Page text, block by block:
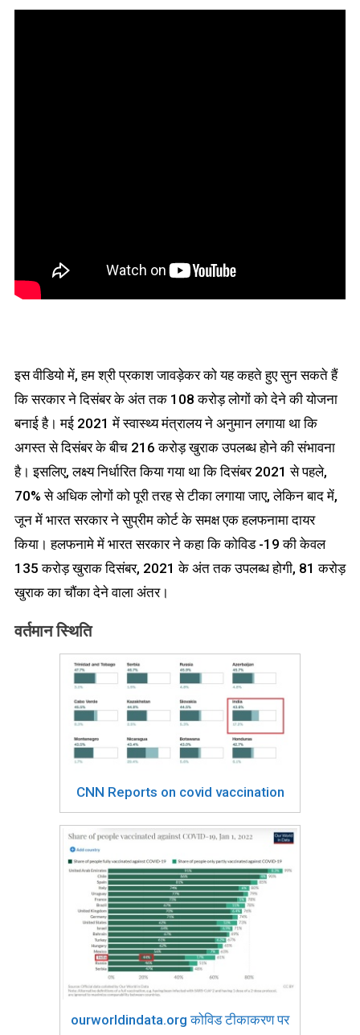
इस वीडियो में, हम श्री प्रकाश जावड़ेकर को यह कहते हुए सुन सकते हैं
कि सरकार ने दिसंबर के अंत तक 108 करोड़ लोगों को देने की योजना
बनाई है। मई 2021 में स्वास्थ्य मंत्रालय ने अनुमान लगाया था कि
अगस्त से दिसंबर के बीच 216 करोड़ खुराक उपलब्ध होने की संभावना
है। इसलिए, लक्ष्य निर्धारित किया गया था कि दिसंबर 2021 से पहले,
70% से अधिक लोगों को पूरी तरह से टीका लगाया जाए, लेकिन बाद में,
जून में भारत सरकार ने सुप्रीम कोर्ट के समक्ष एक हलफनामा दायर
किया। हलफनामे में भारत सरकार ने कहा कि कोविड -19 की केवल
135 करोड़ खुराक दिसंबर, 2021 के अंत तक उपलब्ध होगी, 81 करोड़
खुराक का चौंका देने वाला अंतर।
वर्तमान स्थिति
CNN Reports on covid vaccination
ourworldindata.org कोविड टीकाकरण पर